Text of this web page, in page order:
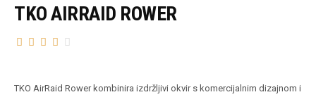
TKO AIRRAID ROWER
TKO AirRaid Rower kombinira izdržljivi okvir s komercijalnim dizajnom i